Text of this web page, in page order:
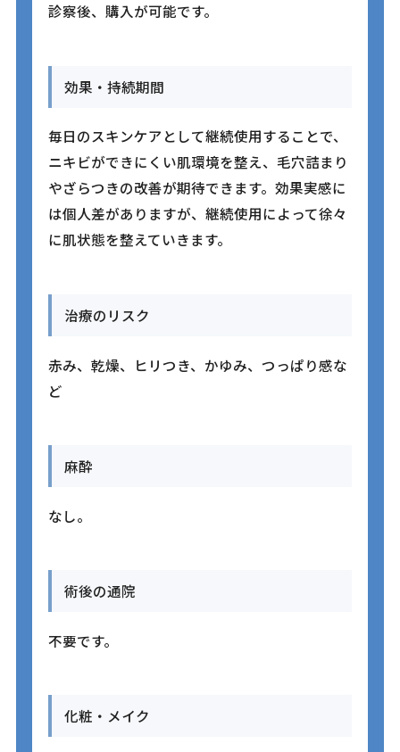
診察後、購入が可能です。
効果・持続期間
毎日のスキンケアとして継続使用することで、
ニキビができにくい肌環境を整え、毛穴詰まり
やざらつきの改善が期待できます。効果実感に
は個人差がありますが、継続使用によって徐々
に肌状態を整えていきます。
治療のリスク
赤み、乾燥、ヒリつき、かゆみ、つっぱり感な
ど
麻酔
なし。
術後の通院
不要です。
化粧・メイク